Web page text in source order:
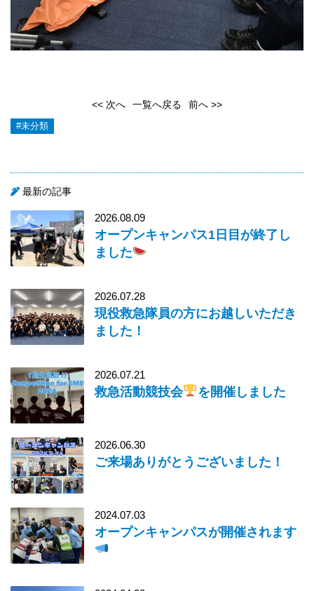
<< 次へ 一覧へ戻る 前へ >>
#未分類
最新の記事
2026.08.09
オープンキャンパス1日目が終了し
ました
2026.07.28
現役救急隊員の方にお越しいただき
ました！
2026.07.21
救急活動競技会 を開催しました
2026.06.30
ご来場ありがとうございました！
2024.07.03
オープンキャンパスが開催されます